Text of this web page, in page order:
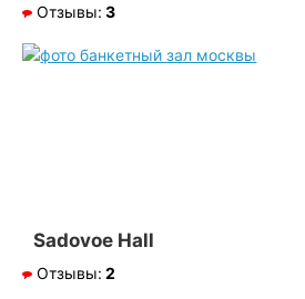
Отзывы: 3
Sadovoe Hall
Отзывы: 2